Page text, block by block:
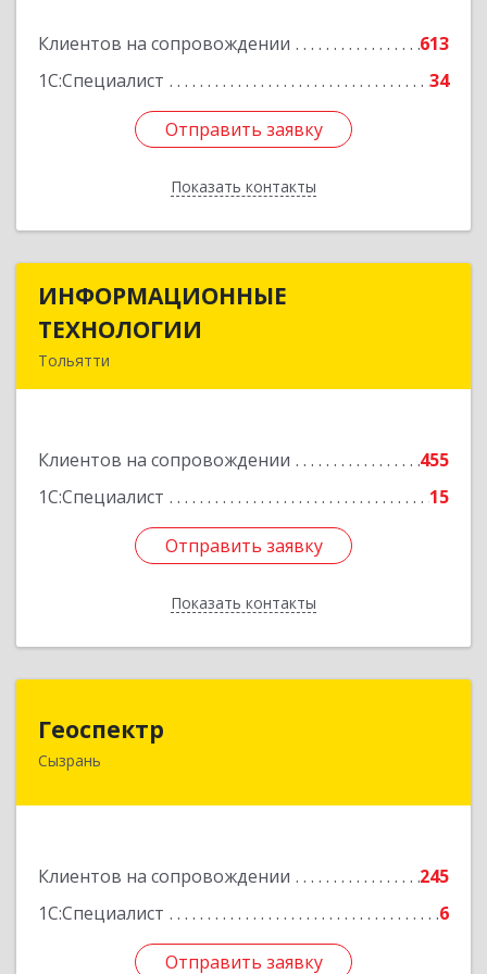
Клиентов на сопровождении
613
1С:Специалист
34
Отправить заявку
Показать контакты
Отправить заявку
Назад
ИНФОРМАЦИОННЫЕ
ТЕХНОЛОГИИ
Тольятти
Клиентов на сопровождении
455
1С:Специалист
15
Отправить заявку
Показать контакты
ИНФОРМАЦИОННЫЕ
Подробнее
Отправить заявку
Назад
Геоспектр
Сызрань
Клиентов на сопровождении
245
1С:Специалист
6
Отправить заявку
446001, Самарская обл, Сызрань г, Кирова ул,
Отправить заявку